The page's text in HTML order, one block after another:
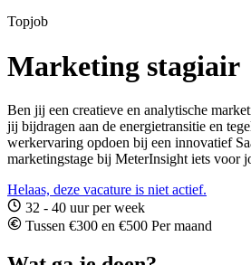
Topjob
Marketing stagiair
Ben jij een creatieve en analytische
jij bijdragen aan de energietransitie en
werkervaring opdoen bij een innovatief
marketingstage bij MeterInsight iets voor
Helaas, deze vacature is niet actief.
32 - 40 uur per week
Tussen €300 en €500 Per maand